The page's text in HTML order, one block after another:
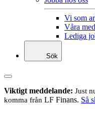
Vi som
Våra
Lediga
Sök
Viktigt meddelande: Just
komma från LF Finans. Så